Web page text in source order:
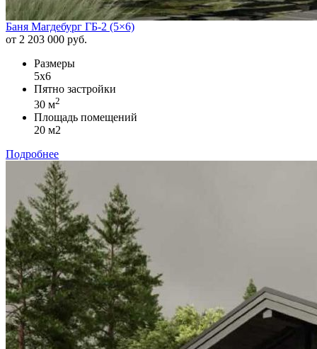
Баня Магдебург ГБ-2 (5×6)
от 2 203 000 руб.
Размеры
5x6
Пятно застройки
30 м2
Площадь помещений
20 м2
Подробнее